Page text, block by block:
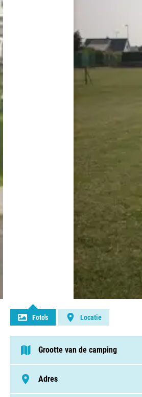
Samenwerken / adverteren
Foto's Locatie
Grootte van de camping
< 75 plaatsen
Adres
Sluisvaartstraat 50, 8430, Middelkerke